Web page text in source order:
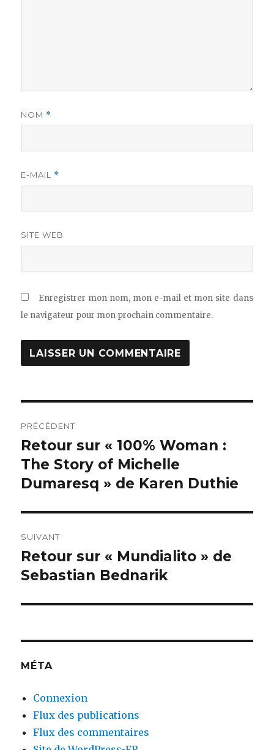
NOM *
E-MAIL *
SITE WEB
Enregistrer mon nom, mon e-mail et mon site dans
le navigateur pour mon prochain commentaire.
de
l’article
PRÉCÉDENT
Publication
précédente :
Retour sur « 100% Woman :
The Story of Michelle
Dumaresq » de Karen Duthie
SUIVANT
Publication
suivante :
Retour sur « Mundialito » de
Sebastian Bednarik
MÉTA
Connexion
Flux des publications
Flux des commentaires